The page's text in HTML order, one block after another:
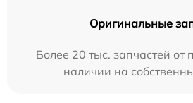
Оригинальные
Более 20 тыс. запчастей от
наличии на